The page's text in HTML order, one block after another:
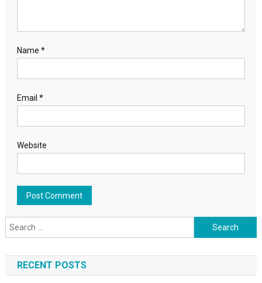
Name *
Email *
Website
Search for:
RECENT POSTS